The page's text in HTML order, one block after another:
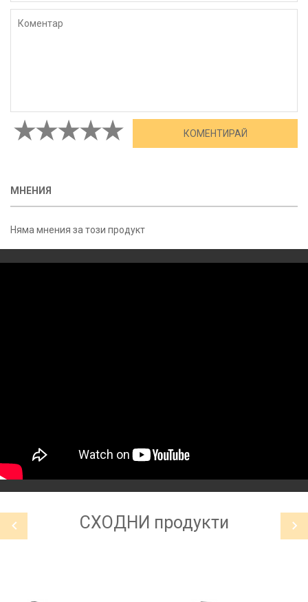
МНЕНИЯ
Няма мнения за този продукт
СХОДНИ продукти